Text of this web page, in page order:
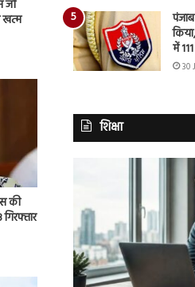
जी
खत्म
की
गिरफ्तार
में
30
शिक्षा